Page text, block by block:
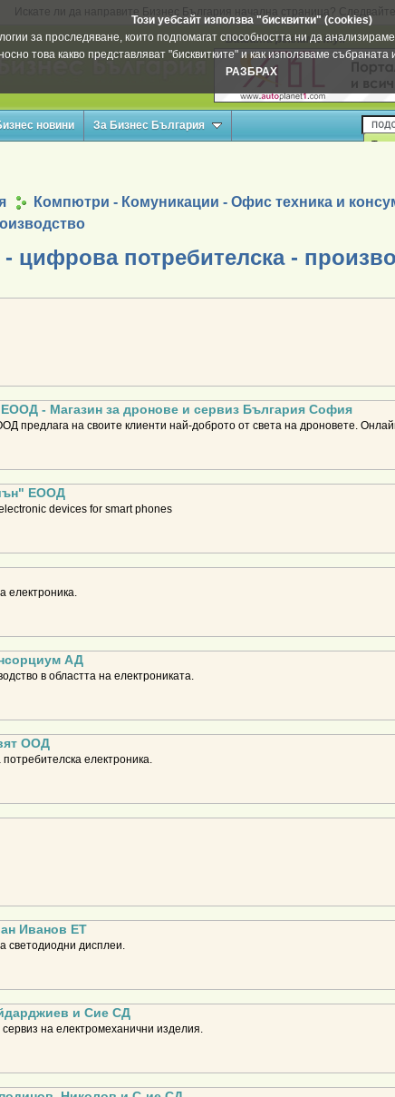
Искате ли да направите Бизнес България начална страница?
Този уебсайт използва "бисквитки" (cookies)
за проследяване, които подпомагат способността ни да
това какво представляват "бисквитките" и как използваме
РАЗБРАХ
Вашата реклама тук
новини За Бизнес България
Компютри - Комуникации - Офис техника и
- цифрова потребителска -
- Магазин за дронове и сервиз България София
предлага на своите клиенти най-доброто от света на дроновете.
ЕООД
devices for smart phones
електроника.
АД
в областта на електрониката.
ООД
електроника.
Иванов ЕТ
светодиодни дисплеи.
и Сие СД
на електромеханични изделия.